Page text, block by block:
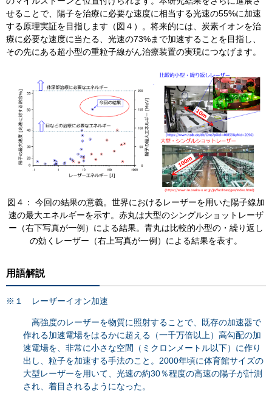
せることで、陽子を治療に必要な速度に相当する光速の55%に加速
する原理実証を目指します（図４）。将来的には、炭素イオンを治
療に必要な速度に当たる、光速の73%まで加速することを目指し、
その先にある超小型の重粒子線がん治療装置の実現につなげます。
​図４： 今回の結果の意義。世界におけるレーザーを用いた陽子線加
速の最大エネルギーを示す。赤丸は大型のシングルショットレーザ
ー（右下写真が一例）による結果。青丸は比較的小型の・繰り返し
の効くレーザー（右上写真が一例）による結果を表す。
用語解説
※１ レーザーイオン加速
高強度のレーザーを物質に照射することで、既存の加速器で
作れる加速電場をはるかに超える（一千万倍以上）高勾配の加
速電場を、非常に小さな空間（ミクロンメートル以下）に作り
出し、粒子を加速する手法のこと。2000年頃に体育館サイズの
大型レーザーを用いて、光速の約30％程度の高速の陽子が計測
され、着目されるようになった。